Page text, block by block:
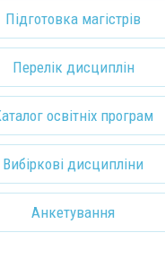
Підготовка магістрів
Перелік дисциплін
освітніх програм
Вибіркові дисципліни
Анкетування